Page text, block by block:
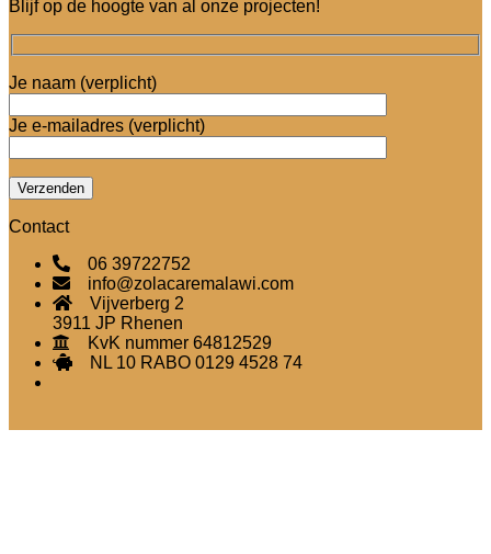
Blijf op de hoogte van al onze projecten!
Je naam (verplicht)
Je e-mailadres (verplicht)
Contact
06 39722752
info@zolacaremalawi.com
Vijverberg 2
3911 JP Rhenen
KvK nummer 64812529
NL 10 RABO 0129 4528 74